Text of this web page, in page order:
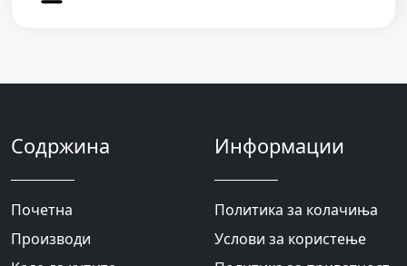
Содржина
Почетна
Производи
Информации
Политика за колачиња
Услови за користење